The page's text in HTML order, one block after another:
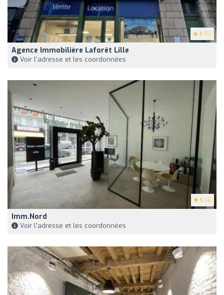
5 (5)
Agence Immobilière Laforêt Lille
Voir l'adresse et les coordonnées
5 (4)
Imm.Nord
Voir l'adresse et les coordonnées